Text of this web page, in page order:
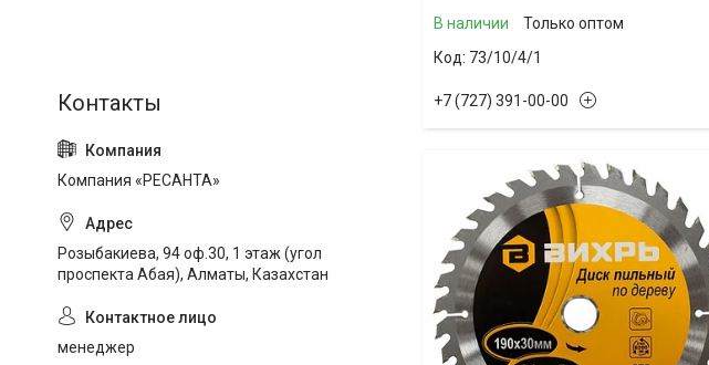
В наличии
Только оптом
73/10/4/1
+7 (727) 391-00-00
Компания «РЕСАНТА»
Розыбакиева, 94 оф.30, 1 этаж (угол
проспекта Абая), Алматы, Казахстан
менеджер